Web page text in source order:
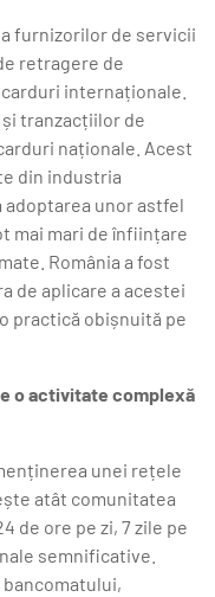
furnizorilor de servicii
retragere de
internaționale.
tranzacțiilor de
naționale. Acest
din industria
adoptarea unor astfel
mai mari de înființare
România a fost
de aplicare a acestei
practică obișnuită pe
o activitate complexă
unei rețele
atât comunitatea
de ore pe zi, 7 zile pe
semnificative.